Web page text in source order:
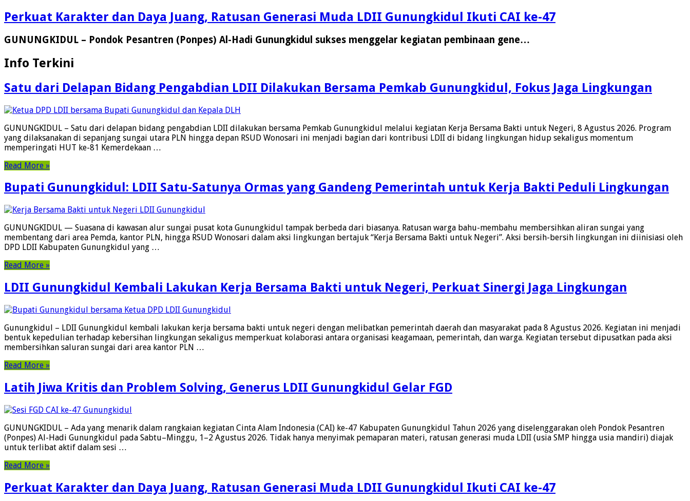
Perkuat Karakter dan Daya Juang, Ratusan Generasi Muda LDII Gunungkidul Ikuti CAI ke-47
GUNUNGKIDUL – Pondok Pesantren (Ponpes) Al-Hadi Gunungkidul sukses menggelar kegiatan pembinaan gene…
Info Terkini
Satu dari Delapan Bidang Pengabdian LDII Dilakukan Bersama Pemkab Gunungkidul, Fokus Jaga Lingkungan
GUNUNGKIDUL – Satu dari delapan bidang pengabdian LDII dilakukan bersama Pemkab Gunungkidul melalui kegiatan Kerja Bersama Bakti untuk Negeri, 8 Agustus 2026. Program
yang dilaksanakan di sepanjang sungai utara PLN hingga depan RSUD Wonosari ini menjadi bagian dari kontribusi LDII di bidang lingkungan hidup sekaligus momentum
memperingati HUT ke-81 Kemerdekaan …
Read More »
Bupati Gunungkidul: LDII Satu-Satunya Ormas yang Gandeng Pemerintah untuk Kerja Bakti Peduli Lingkungan
GUNUNGKIDUL — Suasana di kawasan alur sungai pusat kota Gunungkidul tampak berbeda dari biasanya. Ratusan warga bahu-membahu membersihkan aliran sungai yang
membentang dari area Pemda, kantor PLN, hingga RSUD Wonosari dalam aksi lingkungan bertajuk “Kerja Bersama Bakti untuk Negeri”. Aksi bersih-bersih lingkungan ini diinisiasi oleh
DPD LDII Kabupaten Gunungkidul yang …
Read More »
LDII Gunungkidul Kembali Lakukan Kerja Bersama Bakti untuk Negeri, Perkuat Sinergi Jaga Lingkungan
Gunungkidul – LDII Gunungkidul kembali lakukan kerja bersama bakti untuk negeri dengan melibatkan pemerintah daerah dan masyarakat pada 8 Agustus 2026. Kegiatan ini menjadi
bentuk kepedulian terhadap kebersihan lingkungan sekaligus memperkuat kolaborasi antara organisasi keagamaan, pemerintah, dan warga. Kegiatan tersebut dipusatkan pada aksi
membersihkan saluran sungai dari area kantor PLN …
Read More »
Latih Jiwa Kritis dan Problem Solving, Generus LDII Gunungkidul Gelar FGD
GUNUNGKIDUL – Ada yang menarik dalam rangkaian kegiatan Cinta Alam Indonesia (CAI) ke-47 Kabupaten Gunungkidul Tahun 2026 yang diselenggarakan oleh Pondok Pesantren
(Ponpes) Al-Hadi Gunungkidul pada Sabtu–Minggu, 1–2 Agustus 2026. Tidak hanya menyimak pemaparan materi, ratusan generasi muda LDII (usia SMP hingga usia mandiri) diajak
untuk terlibat aktif dalam sesi …
Read More »
Perkuat Karakter dan Daya Juang, Ratusan Generasi Muda LDII Gunungkidul Ikuti CAI ke-47